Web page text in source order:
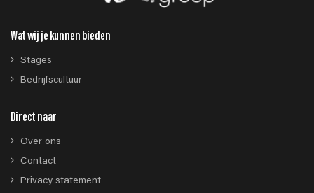
Wat wij je kunnen bieden
Stages
Bedrijfscultuur
Direct naar
Over ons
Contact
Privacy statement